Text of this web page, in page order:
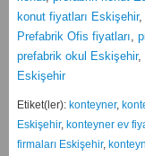
konut fiyatları Eskişehir,
Prefabrik Ofis fiyatları,
prefabrik okul Eskişehir,
Eskişehir
Etiket(ler): konteyner,
Eskişehir, konteyner ev
firmaları Eskişehir,